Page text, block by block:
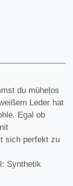
du mühelos
Leder hat
Egal ob
sich perfekt zu
Synthetik